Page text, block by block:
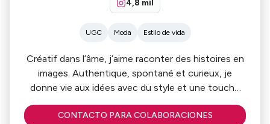
4,8 mil
UGC Moda Estilo de vida
Créatif dans l’âme, j’aime raconter des histoires en
images. Authentique, spontané et curieux, je
donne vie aux idées avec du style et une touche
de fun.
CONTACTO PARA COLABORACIONES